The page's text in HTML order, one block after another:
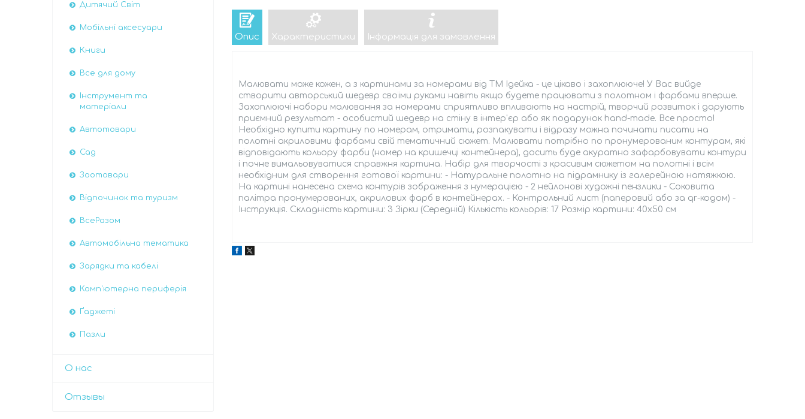
Опис Характеристики Інформація для замовлення
Малювати може кожен, а з картинами за номерами від ТМ Ідейка - це цікаво і захоплююче! У Вас вийде
створити авторський шедевр своїми руками навіть якщо будете працювати з полотном і фарбами вперше.
Захоплюючі набори малювання за номерами сприятливо впливають на настрій, творчий розвиток і дарують
приємний результат - особистий шедевр на стіну в інтер'єр або як подарунок hand-made. Все просто!
Необхідно купити картину по номерам, отримати, розпакувати і відразу можна починати писати на
полотні акриловими фарбами свій тематичний сюжет. Малювати потрібно по пронумерованим контурам, які
відповідають кольору фарби (номер на кришечці контейнера), досить буде акуратно зафарбовувати контури
і почне вимальовуватися справжня картина. Набір для творчості з красивим сюжетом на полотні і всім
необхідним для створення готової картини: - Натуральне полотно на підрамнику із галерейною натяжкою.
На картині нанесена схема контурів зображення з нумерацією - 2 нейлонові художні пензлики - Соковита
палітра пронумерованих, акрилових фарб в контейнерах. - Контрольний лист (паперовий або за qr-кодом) -
Інструкція. Складність картини: 3 Зірки (Середній) Кількість кольорів: 17 Розмір картини: 40х50 см
Дитячий Світ
Мобільні аксесуари
Книги
Все для дому
Інструмент та
матеріали
Автотовари
Сад
Зоотовари
Відпочинок та туризм
ВсеРазом
Автомобiльна тематика
Зарядки та кабелі
Комп'ютерна периферія
Ґаджеті
Пазли
О нас
Отзывы